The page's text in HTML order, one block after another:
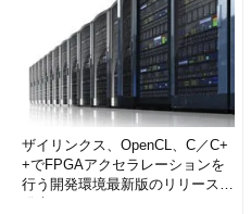
ザイリンクス、OpenCL、C／C+
+でFPGAアクセラレーションを
行う開発環境最新版のリリースを